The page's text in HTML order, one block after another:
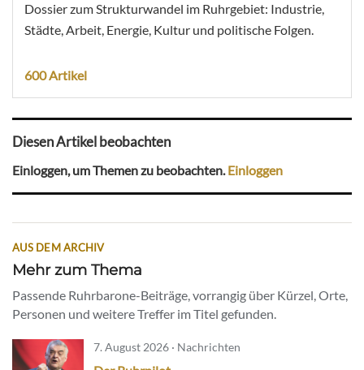
Dossier zum Strukturwandel im Ruhrgebiet: Industrie,
Städte, Arbeit, Energie, Kultur und politische Folgen.
600 Artikel
Diesen Artikel beobachten
Einloggen, um Themen zu beobachten.Einloggen
AUS DEM ARCHIV
Mehr zum Thema
Passende Ruhrbarone-Beiträge, vorrangig über Kürzel, Orte,
Personen und weitere Treffer im Titel gefunden.
7. August 2026 · Nachrichten